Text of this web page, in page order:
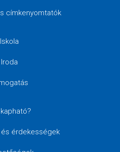
címkenyomtatók
Iskola
Iroda
érdekességek